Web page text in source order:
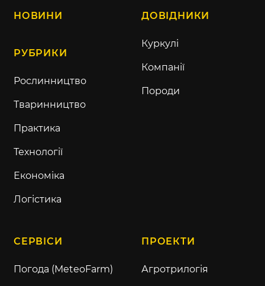
НОВИНИ
РУБРИКИ
Рослинництво
Тваринництво
Практика
Технології
Економіка
Логістика
ДОВІДНИКИ
Куркулі
Компанії
Породи
СЕРВІСИ
Погода (MeteoFarm)
ПРОЕКТИ
Агротрилогія